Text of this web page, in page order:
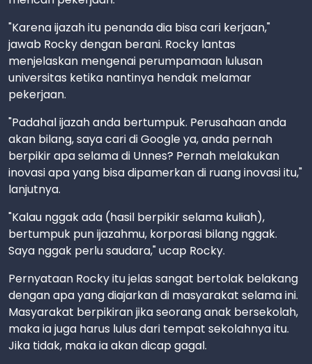
"Karena ijazah itu penanda dia bisa cari kerjaan,"
jawab Rocky dengan berani. Rocky lantas
menjelaskan mengenai perumpamaan lulusan
universitas ketika nantinya hendak melamar
pekerjaan.
"Padahal ijazah anda bertumpuk. Perusahaan anda
akan bilang, saya cari di Google ya, anda pernah
berpikir apa selama di Unnes? Pernah melakukan
inovasi apa yang bisa dipamerkan di ruang inovasi itu,"
lanjutnya.
"Kalau nggak ada (hasil berpikir selama kuliah),
bertumpuk pun ijazahmu, korporasi bilang nggak.
Saya nggak perlu saudara," ucap Rocky.
Pernyataan Rocky itu jelas sangat bertolak belakang
dengan apa yang diajarkan di masyarakat selama ini.
Masyarakat berpikiran jika seorang anak bersekolah,
maka ia juga harus lulus dari tempat sekolahnya itu.
Jika tidak, maka ia akan dicap gagal.